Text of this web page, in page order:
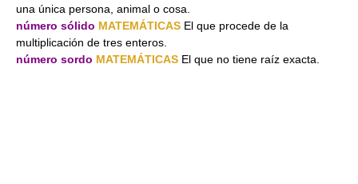
una única persona, animal o cosa.
número sólido MATEMÁTICAS El que procede de la
multiplicación de tres enteros.
número sordo MATEMÁTICAS El que no tiene raíz exacta.